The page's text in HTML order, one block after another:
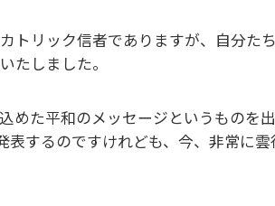
トリック信者でありますが、自分た
たしました。
めた平和のメッセージというものを
するのですけれども、今、非常に